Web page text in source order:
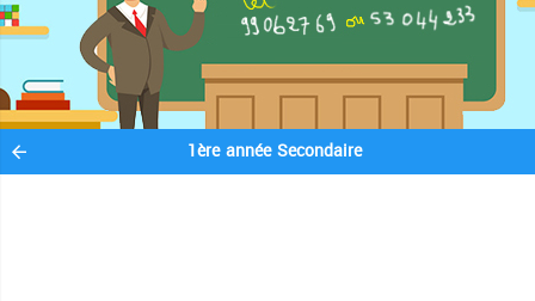
1ère année Secondaire